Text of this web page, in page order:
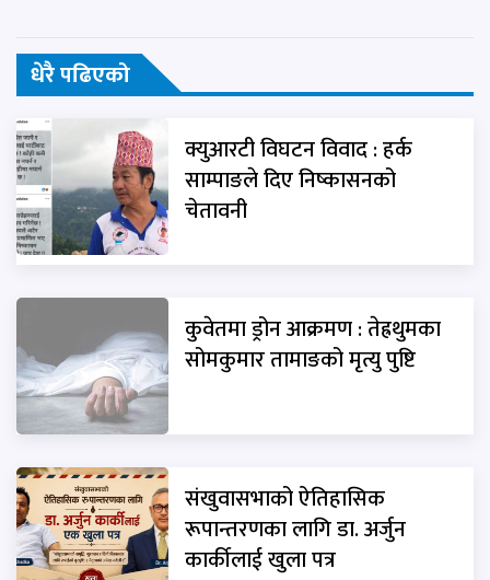
धेरै पढिएको
क्युआरटी विघटन विवाद : हर्क
साम्पाङले दिए निष्कासनको
चेतावनी
कुवेतमा ड्रोन आक्रमण : तेह्रथुमका
सोमकुमार तामाङको मृत्यु पुष्टि
संखुवासभाको ऐतिहासिक
रूपान्तरणका लागि डा. अर्जुन
कार्कीलाई खुला पत्र